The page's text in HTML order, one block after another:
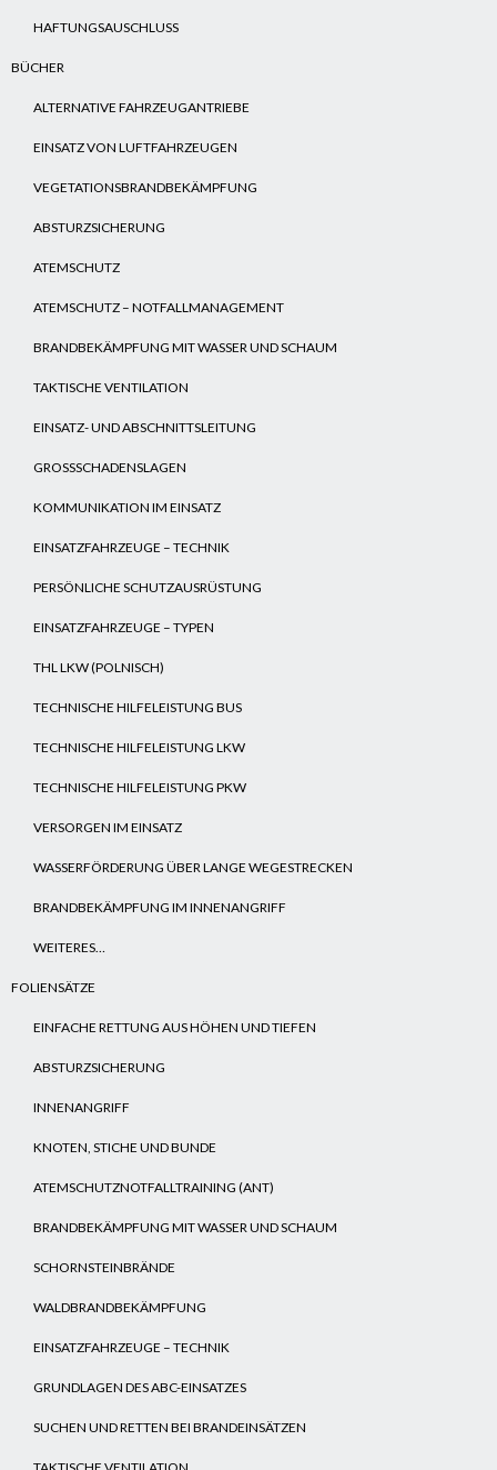
HAFTUNGSAUSCHLUSS
BÜCHER
ALTERNATIVE FAHRZEUGANTRIEBE
EINSATZ VON LUFTFAHRZEUGEN
VEGETATIONSBRANDBEKÄMPFUNG
ABSTURZSICHERUNG
ATEMSCHUTZ
ATEMSCHUTZ – NOTFALLMANAGEMENT
BRANDBEKÄMPFUNG MIT WASSER UND SCHAUM
TAKTISCHE VENTILATION
EINSATZ- UND ABSCHNITTSLEITUNG
GROSSSCHADENSLAGEN
KOMMUNIKATION IM EINSATZ
EINSATZFAHRZEUGE – TECHNIK
PERSÖNLICHE SCHUTZAUSRÜSTUNG
EINSATZFAHRZEUGE – TYPEN
THL LKW (POLNISCH)
TECHNISCHE HILFELEISTUNG BUS
TECHNISCHE HILFELEISTUNG LKW
TECHNISCHE HILFELEISTUNG PKW
VERSORGEN IM EINSATZ
WASSERFÖRDERUNG ÜBER LANGE WEGESTRECKEN
BRANDBEKÄMPFUNG IM INNENANGRIFF
WEITERES…
FOLIENSÄTZE
EINFACHE RETTUNG AUS HÖHEN UND TIEFEN
ABSTURZSICHERUNG
INNENANGRIFF
KNOTEN, STICHE UND BUNDE
ATEMSCHUTZNOTFALLTRAINING (ANT)
BRANDBEKÄMPFUNG MIT WASSER UND SCHAUM
SCHORNSTEINBRÄNDE
WALDBRANDBEKÄMPFUNG
EINSATZFAHRZEUGE – TECHNIK
GRUNDLAGEN DES ABC-EINSATZES
SUCHEN UND RETTEN BEI BRANDEINSÄTZEN